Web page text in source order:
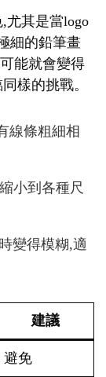
尤其是當logo
細的鉛筆畫
能就會變得
樣的挑戰。
線條粗細相
小到各種尺
變得模糊,適
建議
避免